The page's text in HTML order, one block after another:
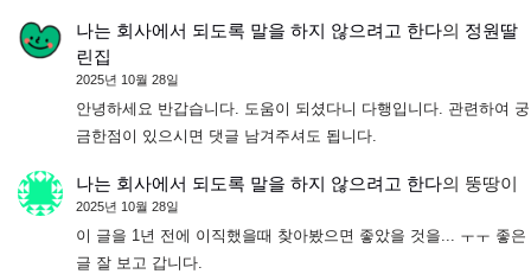
나는 회사에서 되도록 말을 하지 않으려고 한다의 정원딸
린집
2025년 10월 28일
안녕하세요 반갑습니다. 도움이 되셨다니 다행입니다. 관련하여 궁
금한점이 있으시면 댓글 남겨주셔도 됩니다.
나는 회사에서 되도록 말을 하지 않으려고 한다의 뚱땅이
2025년 10월 28일
이 글을 1년 전에 이직했을때 찾아봤으면 좋았을 것을... ㅜㅜ 좋은
글 잘 보고 갑니다.